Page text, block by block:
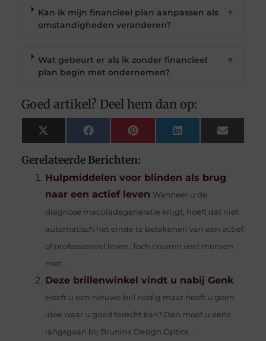
Kan ik mijn financieel plan aanpassen als
omstandigheden veranderen?
▼
Wat gebeurt er als ik zonder financieel
plan begin met ondernemen?
▼
Goed artikel? Deel hem dan op:
X
(Twitter)
FacebookPinterest LinkedIn Email
Gerelateerde Berichten:
Hulpmiddelen voor blinden als brug
naar een actief leven Wanneer u de
diagnose maculadegeneratie krijgt, hoeft dat niet
automatisch het einde te betekenen van een actief
of professioneel leven. Toch ervaren veel mensen
met...
Deze brillenwinkel vindt u nabij Genk
Heeft u een nieuwe bril nodig maar heeft u geen
idee waar u goed terecht kan? Dan moet u eens
langsgaan bij Bruninx Design Optics...